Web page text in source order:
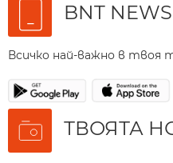
BNT
Всичко най-важно в твоя
ТВОЯТА